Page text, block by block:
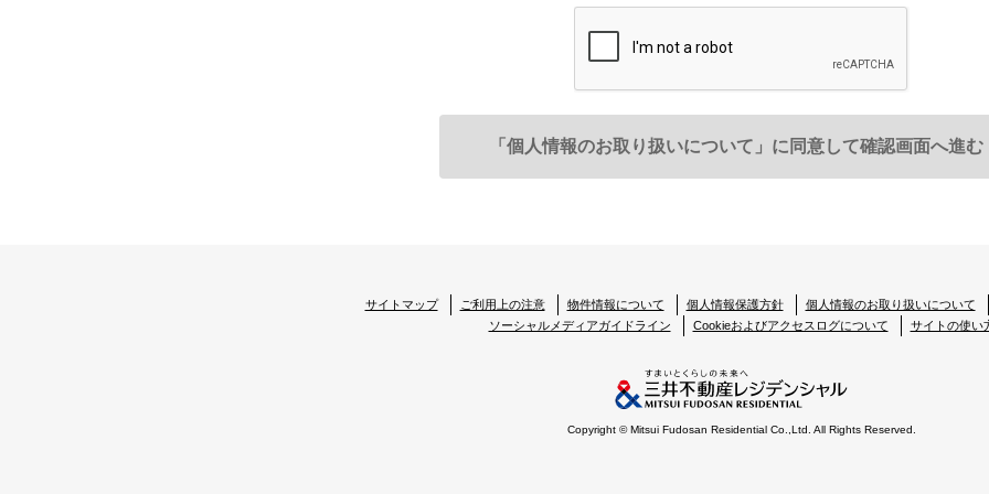
３．第三者に提供する場合は、書面、郵便物、電話、FAX、電子メール、電子媒体などを用いて行い、安全
ものとし、電子データを提供する場合は、暗号化する等必要な措置を講じて受け渡しを行います。
１．共同利用する個人データの項目
氏名、住所、生年月日、電話番号、メールアドレス、取引履歴に関する情報等
• 弊社が取り扱う不動産に関し、資料請求・物件エントリーおよび物件来場の際に登録いただいた事項
• 不動産取引の際に届出いただいた事項（取引した物件名・価格・対応履歴等を含みます）
• 弊社が分譲した物件に関する各種図面情報（設計施工図面・パンフレット図面等）
「個人情報のお取り扱いについて」に同意して確認画面へ進む
サイトマップ ご利用上の注意 物件情報について 個人情報保護方針 個人情報のお取り扱いについて
ソーシャルメディアガイドライン
Cookieおよびアクセスログについて サイトの使い
Copyright © Mitsui Fudosan Residential Co.,Ltd. All Rights Reserved.